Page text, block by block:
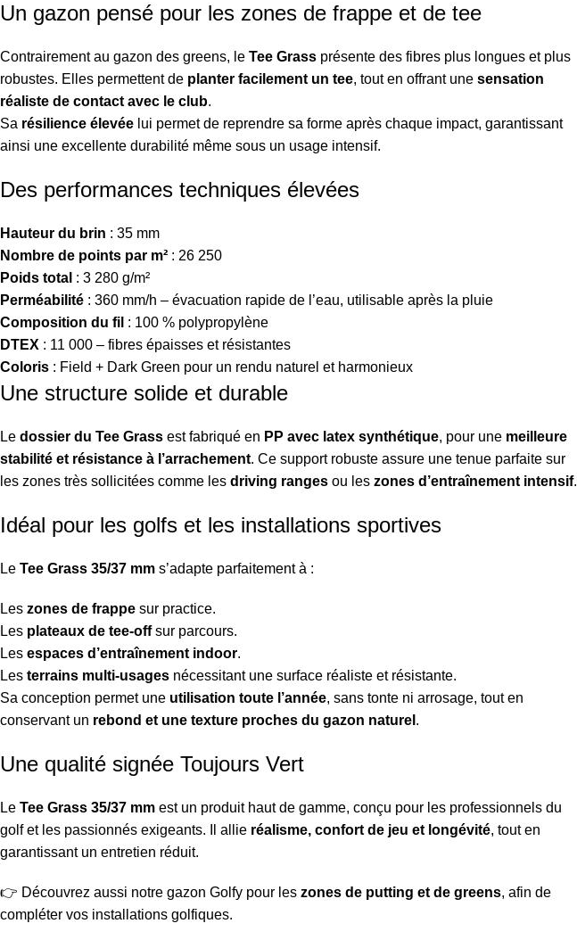
Un gazon pensé pour les zones de frappe et de tee
Contrairement au gazon des greens, le Tee Grass présente des fibres plus longues et plus
robustes. Elles permettent de planter facilement un tee, tout en offrant une sensation
réaliste de contact avec le club.
Sa résilience élevée lui permet de reprendre sa forme après chaque impact, garantissant
ainsi une excellente durabilité même sous un usage intensif.
Des performances techniques élevées
Hauteur du brin : 35 mm
Nombre de points par m² : 26 250
Poids total : 3 280 g/m²
Perméabilité : 360 mm/h – évacuation rapide de l’eau, utilisable après la pluie
Composition du fil : 100 % polypropylène
DTEX : 11 000 – fibres épaisses et résistantes
Coloris : Field + Dark Green pour un rendu naturel et harmonieux
Une structure solide et durable
Le dossier du Tee Grass est fabriqué en PP avec latex synthétique, pour une meilleure
stabilité et résistance à l’arrachement. Ce support robuste assure une tenue parfaite sur
les zones très sollicitées comme les driving ranges ou les zones d’entraînement intensif.
Idéal pour les golfs et les installations sportives
Le Tee Grass 35/37 mm s’adapte parfaitement à :
Les zones de frappe sur practice.
Les plateaux de tee-offsur parcours.
Les espaces d’entraînement indoor.
Les terrains multi-usages nécessitant une surface réaliste et résistante.
Sa conception permet une utilisation toute l’année, sans tonte ni arrosage, tout en
conservant un rebond et une texture proches du gazon naturel .
Une qualité signée Toujours Vert
Le Tee Grass 35/37 mm est un produit haut de gamme, conçu pour les professionnels du
golf et les passionnés exigeants. Il allie réalisme, confort de jeu et longévité, tout en
garantissant un entretien réduit.
👉 Découvrez aussi notre gazon Golfy pour les zones de putting et de greens, afin de
compléter vos installations golfiques.